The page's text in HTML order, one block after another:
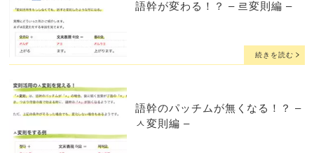
語幹が変わる！？ – 르変則編 –
続きを読む
語幹のパッチムが無くなる！？ –
ㅅ変則編 –